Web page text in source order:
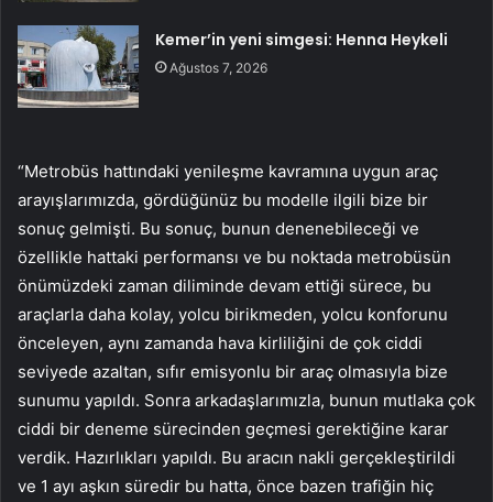
Kemer’in yeni simgesi: Henna Heykeli
Ağustos 7, 2026
“Metrobüs hattındaki yenileşme kavramına uygun araç
arayışlarımızda, gördüğünüz bu modelle ilgili bize bir
sonuç gelmişti. Bu sonuç, bunun denenebileceği ve
özellikle hattaki performansı ve bu noktada metrobüsün
önümüzdeki zaman diliminde devam ettiği sürece, bu
araçlarla daha kolay, yolcu birikmeden, yolcu konforunu
önceleyen, aynı zamanda hava kirliliğini de çok ciddi
seviyede azaltan, sıfır emisyonlu bir araç olmasıyla bize
sunumu yapıldı. Sonra arkadaşlarımızla, bunun mutlaka çok
ciddi bir deneme sürecinden geçmesi gerektiğine karar
verdik. Hazırlıkları yapıldı. Bu aracın nakli gerçekleştirildi
ve 1 ayı aşkın süredir bu hatta, önce bazen trafiğin hiç